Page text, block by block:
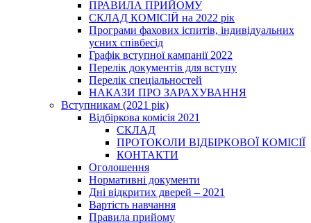
ПРАВИЛА ПРИЙОМУ
СКЛАД КОМІСІЙ на 2022 рік
Програми фахових іспитів, індивідуальних
усних співбесід
Графік вступної кампанії 2022
Перелік документів для вступу
Перелік спеціальностей
НАКАЗИ ПРО ЗАРАХУВАННЯ
Вступникам (2021 рік)
Відбіркова комісія 2021
СКЛАД
ПРОТОКОЛИ ВІДБІРКОВОЇ КОМІСІЇ
КОНТАКТИ
Оголошення
Нормативні документи
Дні відкритих дверей – 2021
Вартість навчання
Правила прийому